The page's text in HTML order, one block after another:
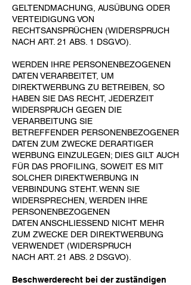
GELTENDMACHUNG, AUSÜBUNG ODER
VERTEIDIGUNG VON
RECHTSANSPRÜCHEN (WIDERSPRUCH
NACH ART. 21 ABS. 1 DSGVO).
WERDEN IHRE PERSONENBEZOGENEN
DATEN VERARBEITET, UM
DIREKTWERBUNG ZU BETREIBEN, SO
HABEN SIE DAS RECHT, JEDERZEIT
WIDERSPRUCH GEGEN DIE
VERARBEITUNG SIE
BETREFFENDER PERSONENBEZOGENER
DATEN ZUM ZWECKE DERARTIGER
WERBUNG EINZULEGEN; DIES GILT AUCH
FÜR DAS PROFILING, SOWEIT ES MIT
SOLCHER DIREKTWERBUNG IN
VERBINDUNG STEHT. WENN SIE
WIDERSPRECHEN, WERDEN IHRE
PERSONENBEZOGENEN
DATEN ANSCHLIESSEND NICHT MEHR
ZUM ZWECKE DER DIREKTWERBUNG
VERWENDET (WIDERSPRUCH
NACH ART. 21 ABS. 2 DSGVO).
Beschwerderecht bei der zuständigen